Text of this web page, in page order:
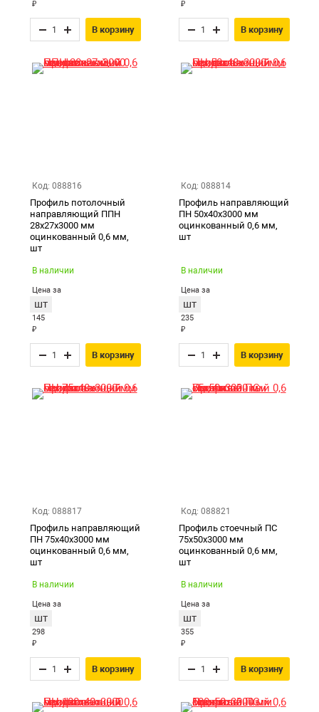
₽
В корзину
₽
В корзину
Код: 088816
Профиль потолочный
направляющий ППН
28х27х3000 мм
оцинкованный 0,6 мм,
шт
В наличии
Цена за
шт
145
₽
В корзину
Код: 088814
Профиль направляющий
ПН 50х40х3000 мм
оцинкованный 0,6 мм,
шт
В наличии
Цена за
шт
235
₽
В корзину
Код: 088817
Профиль направляющий
ПН 75х40х3000 мм
оцинкованный 0,6 мм,
шт
В наличии
Цена за
шт
298
₽
В корзину
Код: 088821
Профиль стоечный ПС
75х50х3000 мм
оцинкованный 0,6 мм,
шт
В наличии
Цена за
шт
355
₽
В корзину